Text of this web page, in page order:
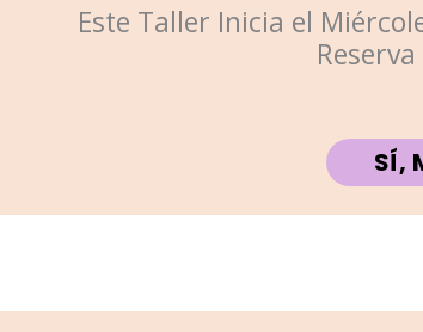
Este Taller Inicia el
SÍ,